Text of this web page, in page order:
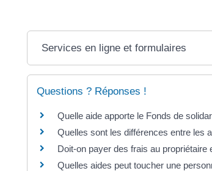
Services en ligne et formulaires
Questions ? Réponses !
Quelle aide apporte le Fonds de
Quelles sont les différences entre les
Doit-on payer des frais au
Quelles aides peut toucher une